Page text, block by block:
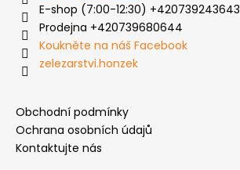
E-shop (7:00-12:30) +420739243643
Prodejna +420739680644
Koukněte na náš Facebook
zelezarstvi.honzek
Obchodní podmínky
Ochrana osobních údajů
Kontaktujte nás